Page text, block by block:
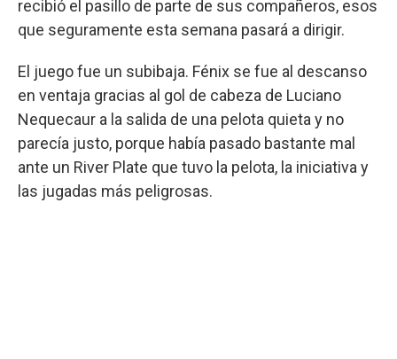
recibió el pasillo de parte de sus compañeros, esos
que seguramente esta semana pasará a dirigir.
El juego fue un subibaja. Fénix se fue al descanso
en ventaja gracias al gol de cabeza de Luciano
Nequecaur a la salida de una pelota quieta y no
parecía justo, porque había pasado bastante mal
ante un River Plate que tuvo la pelota, la iniciativa y
las jugadas más peligrosas.